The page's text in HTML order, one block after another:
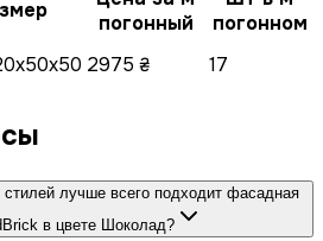
погонный
погонном
2975 ₴ 17
стилей лучше всего подходит фасадная
в цвете Шоколад?